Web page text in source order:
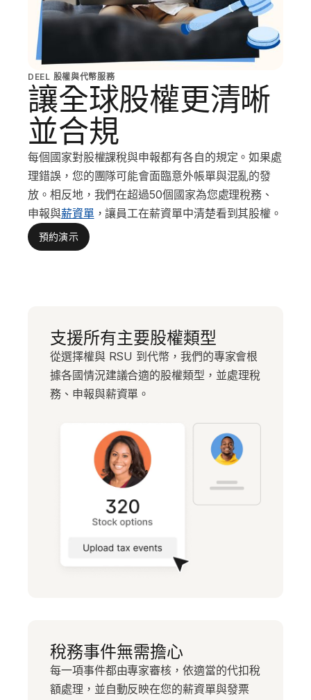
DEEL 股權與代幣服務
讓全球股權更清晰
並合規
每個國家對股權課稅與申報都有各自的規定。如果處
理錯誤，您的團隊可能會面臨意外帳單與混亂的發
放。相反地，我們在超過50個國家為您處理稅務、
申報與薪資單，讓員工在薪資單中清楚看到其股權。
預約演示
支援所有主要股權類型
從選擇權與 RSU 到代幣，我們的專家會根
據各國情況建議合適的股權類型，並處理稅
務、申報與薪資單。
稅務事件無需擔心
每一項事件都由專家審核，依適當的代扣稅
額處理，並自動反映在您的薪資單與發票